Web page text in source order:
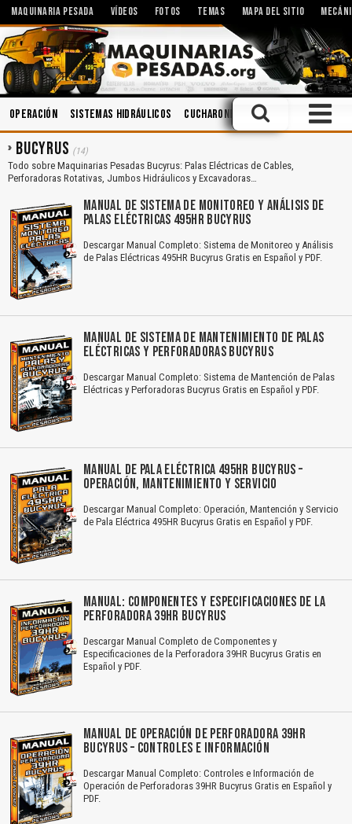
MAQUINARIA PESADA VÍDEOS FOTOS TEMAS MAPA DEL SITIO
Operación Sistemas Hidráulicos Cucharones Manejo Defensivo
BUCYRUS (14)
Todo sobre Maquinarias Pesadas Bucyrus: Palas Eléctricas de Cables,
Perforadoras Rotativas, Jumbos Hidráulicos y Excavadoras…
MANUAL DE SISTEMA DE MONITOREO Y ANÁLISIS DE
PALAS ELÉCTRICAS 495HR BUCYRUS
Descargar Manual Completo: Sistema de Monitoreo y Análisis
de Palas Eléctricas 495HR Bucyrus Gratis en Español y PDF.
MANUAL DE SISTEMA DE MANTENIMIENTO DE PALAS
ELÉCTRICAS Y PERFORADORAS BUCYRUS
Descargar Manual Completo: Sistema de Mantención de Palas
Eléctricas y Perforadoras Bucyrus Gratis en Español y PDF.
MANUAL DE PALA ELÉCTRICA 495HR BUCYRUS –
OPERACIÓN, MANTENIMIENTO Y SERVICIO
Descargar Manual Completo: Operación, Mantención y Servicio
de Pala Eléctrica 495HR Bucyrus Gratis en Español y PDF.
MANUAL: COMPONENTES Y ESPECIFICACIONES DE LA
PERFORADORA 39HR BUCYRUS
Descargar Manual Completo de Componentes y
Especificaciones de la Perforadora 39HR Bucyrus Gratis en
Español y PDF.
MANUAL DE OPERACIÓN DE PERFORADORA 39HR
BUCYRUS – CONTROLES E INFORMACIÓN
Descargar Manual Completo: Controles e Información de
Operación de Perforadoras 39HR Bucyrus Gratis en Español y
PDF.